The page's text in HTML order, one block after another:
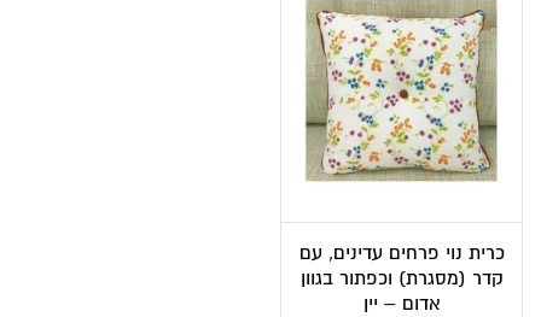
כרית נוי פרחים עדינים, עם
קדר (מסגרת) וכפתור בגוון
אדום – יין